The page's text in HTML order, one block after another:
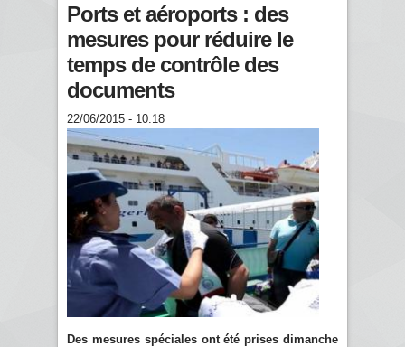
Ports et aéroports : des
mesures pour réduire le
temps de contrôle des
documents
22/06/2015 - 10:18
Des mesures spéciales ont été prises dimanche